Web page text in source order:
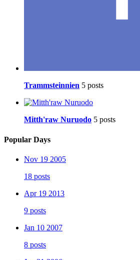
Trammsteinnien 5 posts
Mitth'raw Nuruodo 5 posts
Popular Days
Nov 19 2005
18 posts
Apr 19 2013
9 posts
Jan 10 2007
8 posts